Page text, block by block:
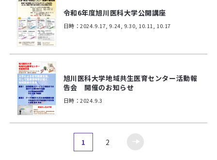
令和6年度旭川医科大学公開講座
日時：2024.9.17, 9.24, 9.30, 10.11, 10.17
旭川医科大学地域共生医育センター活動報
告会 開催のお知らせ
日時：2024.9.3
1 2